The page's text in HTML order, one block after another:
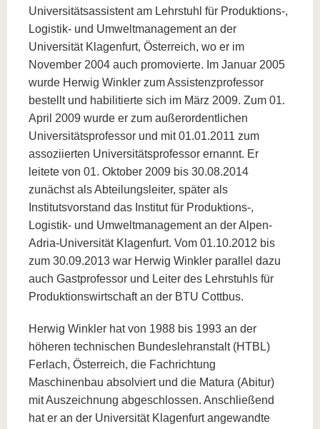
Universitätsassistent am Lehrstuhl für Produktions-,
Logistik- und Umweltmanagement an der
Universität Klagenfurt, Österreich, wo er im
November 2004 auch promovierte. Im Januar 2005
wurde Herwig Winkler zum Assistenzprofessor
bestellt und habilitierte sich im März 2009. Zum 01.
April 2009 wurde er zum außerordentlichen
Universitätsprofessor und mit 01.01.2011 zum
assoziierten Universitätsprofessor ernannt. Er
leitete von 01. Oktober 2009 bis 30.08.2014
zunächst als Abteilungsleiter, später als
Institutsvorstand das Institut für Produktions-,
Logistik- und Umweltmanagement an der Alpen-
Adria-Universität Klagenfurt. Vom 01.10.2012 bis
zum 30.09.2013 war Herwig Winkler parallel dazu
auch Gastprofessor und Leiter des Lehrstuhls für
Produktionswirtschaft an der BTU Cottbus.
Herwig Winkler hat von 1988 bis 1993 an der
höheren technischen Bundeslehranstalt (HTBL)
Ferlach, Österreich, die Fachrichtung
Maschinenbau absolviert und die Matura (Abitur)
mit Auszeichnung abgeschlossen. Anschließend
hat er an der Universität Klagenfurt angewandte